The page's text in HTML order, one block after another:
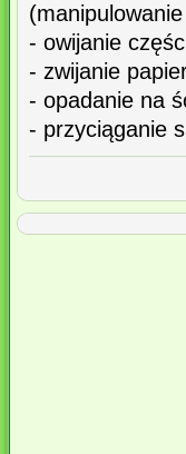
- owijanie
- zwijanie
- opadanie na
- przyciąganie